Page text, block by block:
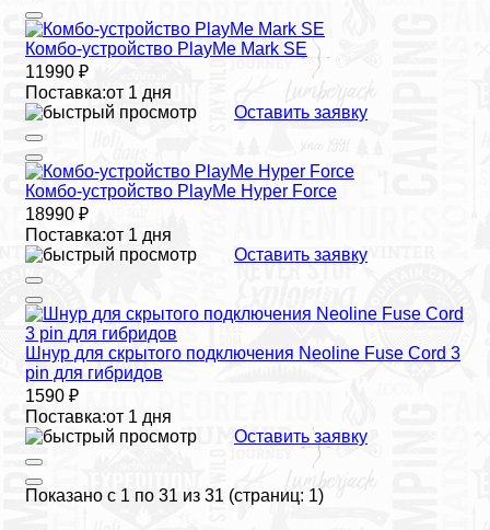
Комбо-устройство PlayMe Mark SE
11990 ₽
Поставка:от 1 дня
Оставить заявку
Комбо-устройство PlayMe Hyper Force
18990 ₽
Поставка:от 1 дня
Оставить заявку
Шнур для скрытого подключения Neoline Fuse Cord 3
pin для гибридов
1590 ₽
Поставка:от 1 дня
Оставить заявку
Показано с 1 по 31 из 31 (страниц: 1)